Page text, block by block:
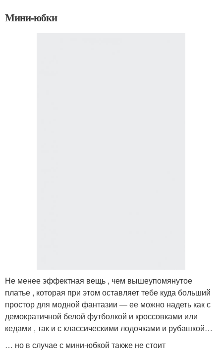
Мини-юбки
Не менее эффектная вещь , чем вышеупомянутое
платье , которая при этом оставляет тебе куда больший
простор для модной фантазии — ее можно надеть как с
демократичной белой футболкой и кроссовками или
кедами , так и с классическими лодочками и рубашкой…
… но в случае с мини-юбкой также не стоит